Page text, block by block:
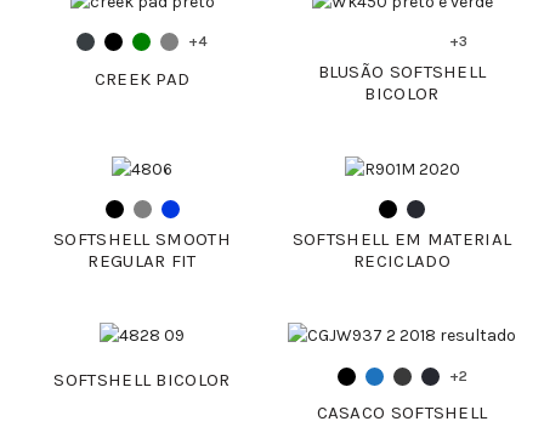
+4
CREEK PAD
+3
BLUSÃO SOFTSHELL
BICOLOR
SOFTSHELL SMOOTH
REGULAR FIT
SOFTSHELL EM MATERIAL
RECICLADO
SOFTSHELL BICOLOR +2
CASACO SOFTSHELL